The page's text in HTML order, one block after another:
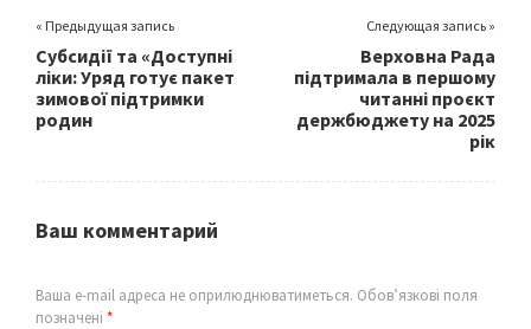
« Предыдущая запись
Субсидії та «Доступні
ліки: Уряд готує пакет
зимової підтримки
родин
Следующая запись »
Верховна Рада
підтримала в першому
читанні проєкт
держбюджету на 2025
рік
Ваш комментарий
Ваша e-mail адреса не оприлюднюватиметься. Обов’язкові поля
позначені *